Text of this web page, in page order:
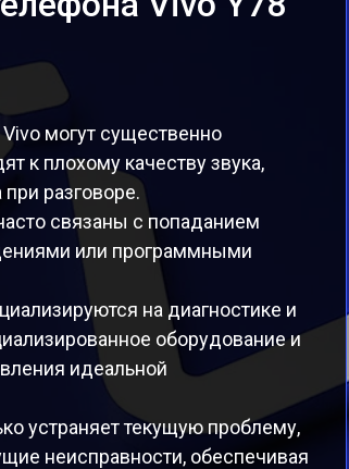
могут существенно
к плохому качеству звука,
разговоре.
связаны с попаданием
или программными
на диагностике и
оборудование и
идеальной
устраняет текущую проблему,
неисправности, обеспечивая